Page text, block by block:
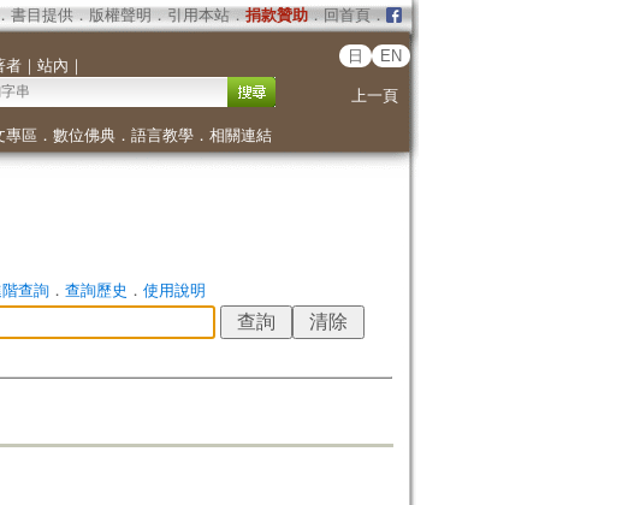
． 書目提供． 版權聲明 ． 引用本站． 捐款贊助．回首頁．
者｜ 站內 ｜
日 EN
上一頁
專區 ． 數位佛典． 語言教學． 相關連結
查詢． 查詢歷史 ． 使用說明